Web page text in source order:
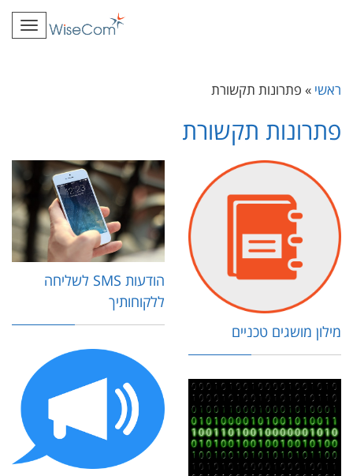
ראשי » פתרונות תקשורת
פתרונות תקשורת
מילון מושגים טכניים
הודעות SMS לשליחה
ללקוחותיך